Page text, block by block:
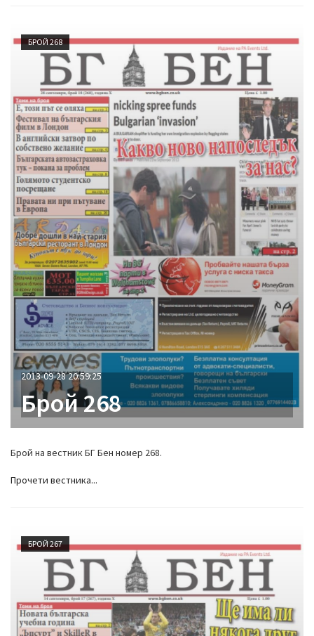
БРОЙ 268
2013-09-28 20:59:25
Брой 268
Брой на вестник БГ Бен номер 268.
Прочети вестника...
БРОЙ 267